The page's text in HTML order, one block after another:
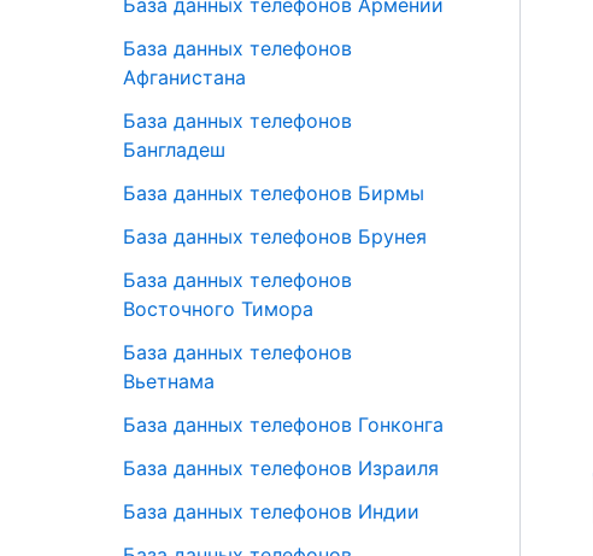
База данных телефонов Армении
База данных телефонов
Афганистана
База данных телефонов
Бангладеш
База данных телефонов Бирмы
База данных телефонов Брунея
База данных телефонов
Восточного Тимора
База данных телефонов
Вьетнама
База данных телефонов Гонконга
База данных телефонов Израиля
База данных телефонов Индии